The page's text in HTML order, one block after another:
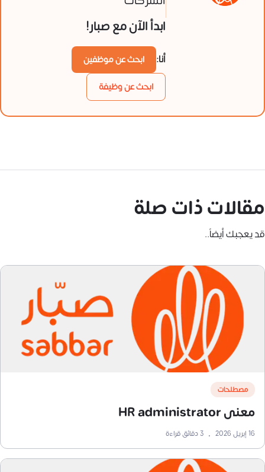
ابدأ الآن مع صبار!
أنا:
ابحث عن موظفين
ابحث عن وظيفة
مقالات ذات صلة
قد يعجبك أيضاً..
مصطلحات
معنى HR administrator
16 إبريل 2026 •
3دقائق قراءة